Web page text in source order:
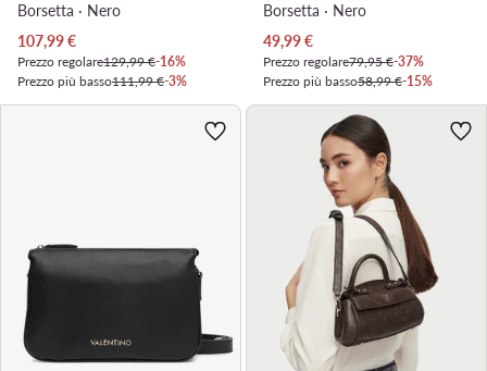
Borsetta · Nero
Prezzo attuale
107,99€
Prezzo regolare129,99 €-16%
Prezzo più basso111,99 €-3%
Borsetta · Nero
Prezzo attuale
49,99€
Prezzo regolare79,95 €-37%
Prezzo più basso58,99 €-15%